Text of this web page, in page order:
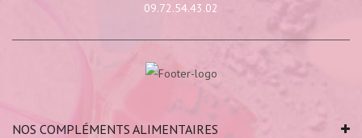
09.72.54.43.02
NOS COMPLÉMENTS ALIMENTAIRES